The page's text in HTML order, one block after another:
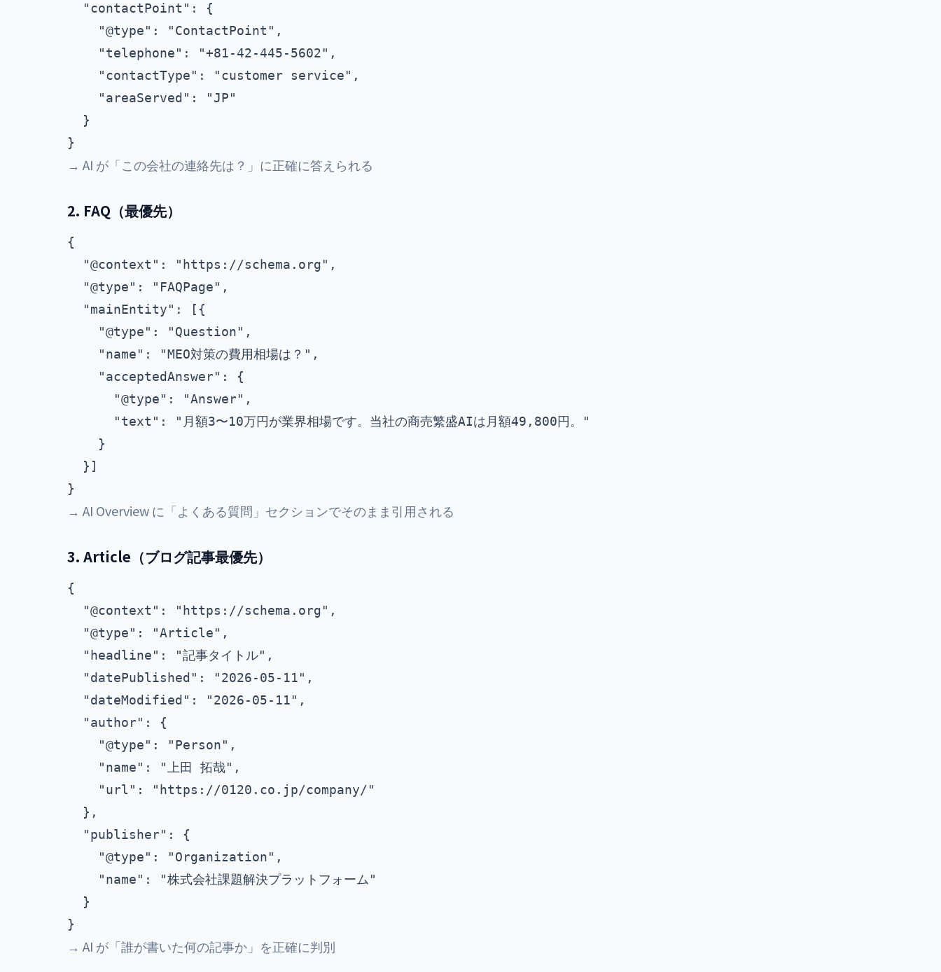
  "contactPoint": {
    "@type": "ContactPoint",
    "telephone": "+81-42-445-5602",
    "contactType": "customer service",
    "areaServed": "JP"
  }
→ AI が「この会社の連絡先は？」に正確に答えられる
2. FAQ（最優先）
{
  "@context": "https://schema.org",
  "@type": "FAQPage",
  "mainEntity": [{
    "@type": "Question",
    "name": "MEO対策の費用相場は？",
    "acceptedAnswer": {
      "@type": "Answer",
      "text": "月額3〜10万円が業界相場です。当社の商売繁盛AIは月額49,800円。"
    }
  }]
→ AI Overview に「よくある質問」セクションでそのまま引用される
3. Article（ブログ記事最優先）
{
  "@context": "https://schema.org",
  "@type": "Article",
  "headline": "記事タイトル",
  "datePublished": "2026-05-11",
  "dateModified": "2026-05-11",
  "author": {
    "@type": "Person",
    "name": "上田 拓哉",
    "url": "https://0120.co.jp/company/"
  },
  "publisher": {
    "@type": "Organization",
    "name": "株式会社課題解決プラットフォーム"
  }
→ AI が「誰が書いた何の記事か」を正確に判別